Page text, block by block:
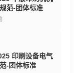
范-团体标准
印刷设备电气
-团体标准